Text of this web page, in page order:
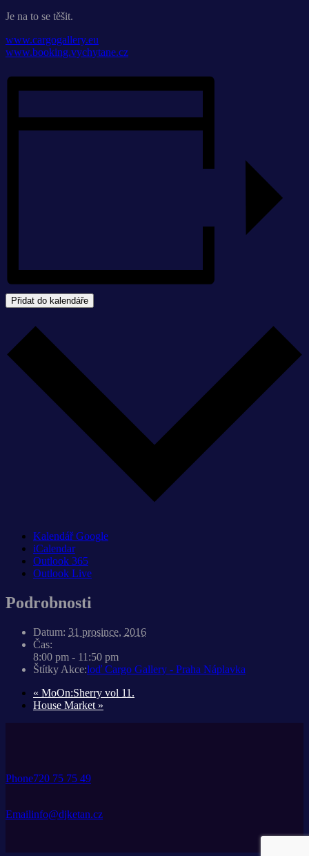
Je na to se těšit.
www.cargogallery.eu
www.booking.vychytane.cz
Přidat do kalendáře
Kalendář Google
iCalendar
Outlook 365
Outlook Live
Podrobnosti
Datum: 31 prosince, 2016
Čas:
8:00 pm - 11:50 pm
Štítky Akce:loď Cargo Gallery - Praha Náplavka
« MoOn:Sherry vol 11.
House Market »
Phone720 75 75 49
Emailinfo@djketan.cz